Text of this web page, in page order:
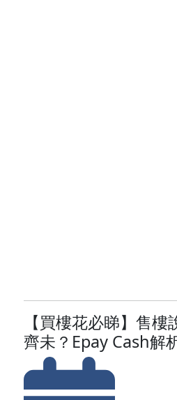
【買樓花必睇】售
齊未？Epay Cash解